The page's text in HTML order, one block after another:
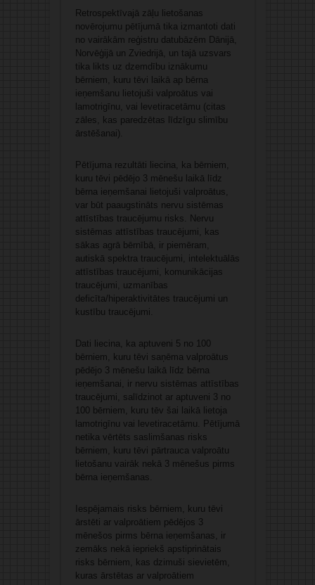
Retrospektīvajā zāļu lietošanas
novērojumu pētījumā tika izmantoti dati
no vairākām reģistru datubāzēm Dānijā,
Norvēģijā un Zviedrijā, un tajā uzsvars
tika likts uz dzemdību iznākumu
bērniem, kuru tēvi laikā ap bērna
ieņemšanu lietojuši valproātus vai
lamotrigīnu, vai levetiracetāmu (citas
zāles, kas paredzētas līdzīgu slimību
ārstēšanai).
Pētījuma rezultāti liecina, ka bērniem,
kuru tēvi pēdējo 3 mēnešu laikā līdz
bērna ieņemšanai lietojuši valproātus,
var būt paaugstināts nervu sistēmas
attīstības traucējumu risks. Nervu
sistēmas attīstības traucējumi, kas
sākas agrā bērnībā, ir piemēram,
autiskā spektra traucējumi, intelektuālās
attīstības traucējumi, komunikācijas
traucējumi, uzmanības
deficīta/hiperaktivitātes traucējumi un
kustību traucējumi.
Dati liecina, ka aptuveni 5 no 100
bērniem, kuru tēvi saņēma valproātus
pēdējo 3 mēnešu laikā līdz bērna
ieņemšanai, ir nervu sistēmas attīstības
traucējumi, salīdzinot ar aptuveni 3 no
100 bērniem, kuru tēv šai laikā lietoja
lamotrigīnu vai levetiracetāmu. Pētījumā
netika vērtēts saslimšanas risks
bērniem, kuru tēvi pārtrauca valproātu
lietošanu vairāk nekā 3 mēnešus pirms
bērna ieņemšanas.
Iespējamais risks bērniem, kuru tēvi
ārstēti ar valproātiem pēdējos 3
mēnešos pirms bērna ieņemšanas, ir
zemāks nekā iepriekš apstiprinātais
risks bērniem, kas dzimuši sievietēm,
kuras ārstētas ar valproātiem